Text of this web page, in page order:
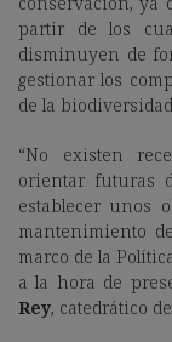
partir de los
disminuyen de
gestionar los
de la
“No existen
orientar futuras
establecer unos
mantenimiento
marco de la
a la hora de
Rey, catedrático